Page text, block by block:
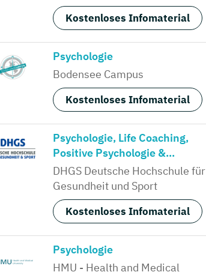
Kostenloses Infomaterial
Psychologie
Bodensee Campus
Kostenloses Infomaterial
Psychologie, Life Coaching,
Positive Psychologie &...
DHGS Deutsche Hochschule für
Gesundheit und Sport
Kostenloses Infomaterial
Psychologie
HMU - Health and Medical